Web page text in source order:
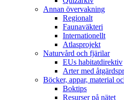
Annan övervakning
Regionalt
Faunaväkteri
Internationellt
Atlasprojekt
Naturvård och fjärilar
EUs habitatdirektiv
Arter med
Böcker, appar, material
Boktips
Resurser på nätet